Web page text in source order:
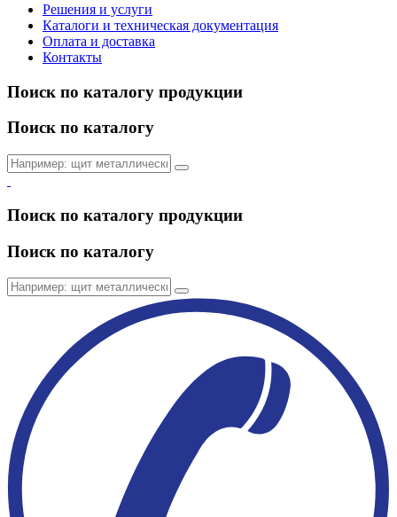
Решения и услуги
Каталоги и техническая документация
Оплата и доставка
Контакты
Поиск по каталогу продукции
Поиск по каталогу
Поиск по каталогу продукции
Поиск по каталогу